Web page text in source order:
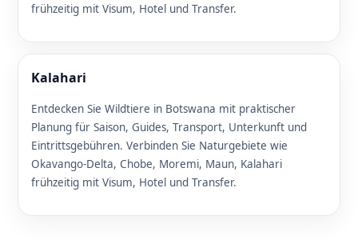
frühzeitig mit Visum, Hotel und Transfer.
Kalahari
Entdecken Sie Wildtiere in Botswana mit praktischer
Planung für Saison, Guides, Transport, Unterkunft und
Eintrittsgebühren. Verbinden Sie Naturgebiete wie
Okavango-Delta, Chobe, Moremi, Maun, Kalahari
frühzeitig mit Visum, Hotel und Transfer.